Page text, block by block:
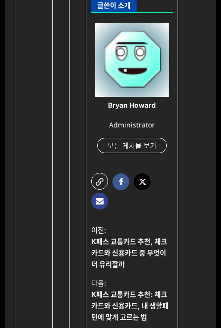
글쓴이 소개
Bryan Howard
Administrator
모든 게시물 보기
글
탐
색
이전:
K패스 교통카드 추천, 체크
카드와 신용카드 중 무엇이
더 유리할까
다음:
K패스 교통카드 추천: 체크
카드와 신용카드, 내 생활패
턴에 맞게 고르는 법